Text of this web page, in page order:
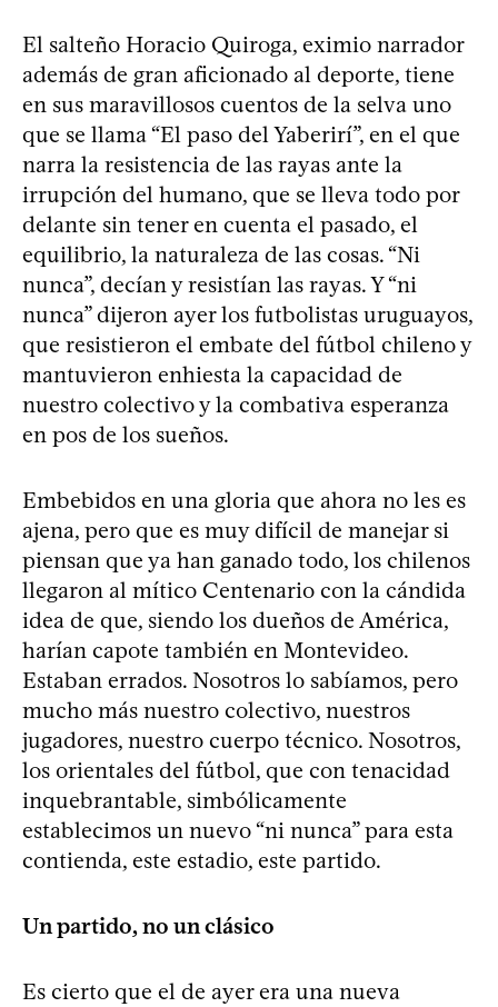
El salteño Horacio Quiroga, eximio narrador
además de gran aficionado al deporte, tiene
en sus maravillosos cuentos de la selva uno
que se llama “El paso del Yaberirí”, en el que
narra la resistencia de las rayas ante la
irrupción del humano, que se lleva todo por
delante sin tener en cuenta el pasado, el
equilibrio, la naturaleza de las cosas. “Ni
nunca”, decían y resistían las rayas. Y “ni
nunca” dijeron ayer los futbolistas uruguayos,
que resistieron el embate del fútbol chileno y
mantuvieron enhiesta la capacidad de
nuestro colectivo y la combativa esperanza
en pos de los sueños.
Embebidos en una gloria que ahora no les es
ajena, pero que es muy difícil de manejar si
piensan que ya han ganado todo, los chilenos
llegaron al mítico Centenario con la cándida
idea de que, siendo los dueños de América,
harían capote también en Montevideo.
Estaban errados. Nosotros lo sabíamos, pero
mucho más nuestro colectivo, nuestros
jugadores, nuestro cuerpo técnico. Nosotros,
los orientales del fútbol, que con tenacidad
inquebrantable, simbólicamente
establecimos un nuevo “ni nunca” para esta
contienda, este estadio, este partido.
Un partido, no un clásico
Es cierto que el de ayer era una nueva